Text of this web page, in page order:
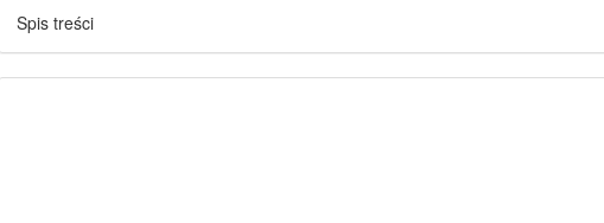
Spis treści